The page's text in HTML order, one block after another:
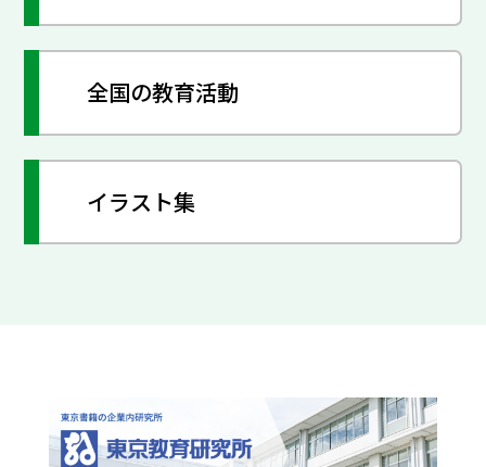
全国の教育活動
イラスト集